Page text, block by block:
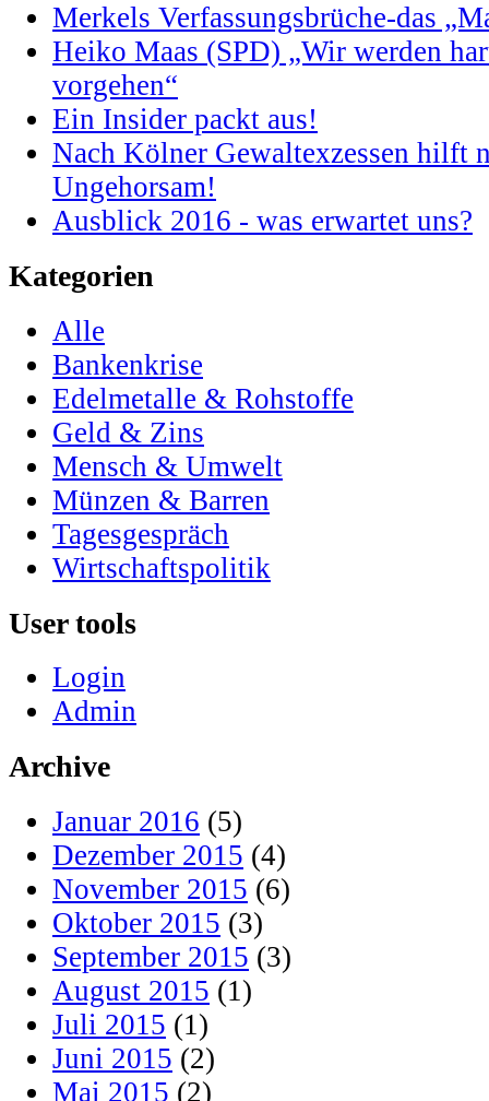
Merkels Verfassungsbrüche-das
Heiko Maas (SPD) „Wir werden
vorgehen“
Ein Insider packt aus!
Nach Kölner Gewaltexzessen hilft
Ungehorsam!
Ausblick 2016 - was erwartet uns?
Kategorien
Alle
Bankenkrise
Edelmetalle & Rohstoffe
Geld & Zins
Mensch & Umwelt
Münzen & Barren
Tagesgespräch
Wirtschaftspolitik
User tools
Login
Admin
Archive
Januar 2016 (5)
Dezember 2015 (4)
November 2015 (6)
Oktober 2015 (3)
September 2015 (3)
August 2015 (1)
Juli 2015 (1)
Juni 2015 (2)
Mai 2015 (2)